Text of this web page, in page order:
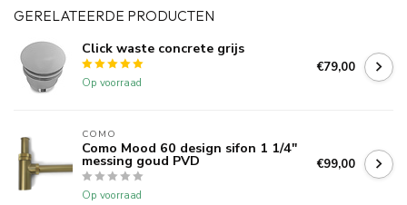
GERELATEERDE PRODUCTEN
Click waste concrete grijs
Op voorraad
€79,00
COMO
Como Mood 60 design sifon 1 1/4"
messing goud PVD
Op voorraad
€99,00